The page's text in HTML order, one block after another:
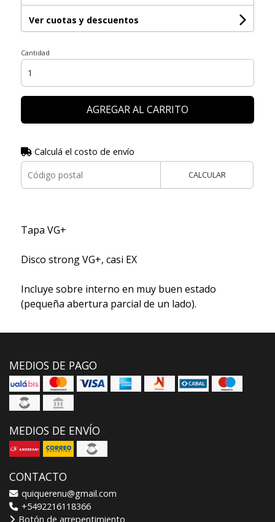
Ver cuotas y descuentos
Cantidad
AGREGAR AL CARRITO
Calculá el costo de envío
CALCULAR
Tapa VG+
Disco strong VG+, casi EX
Incluye sobre interno en muy buen estado
(pequeña abertura parcial de un lado).
MEDIOS DE PAGO
MEDIOS DE ENVÍO
CONTACTO
quiquerenu@gmail.com
+5492216118366
Botón de arrepentimiento